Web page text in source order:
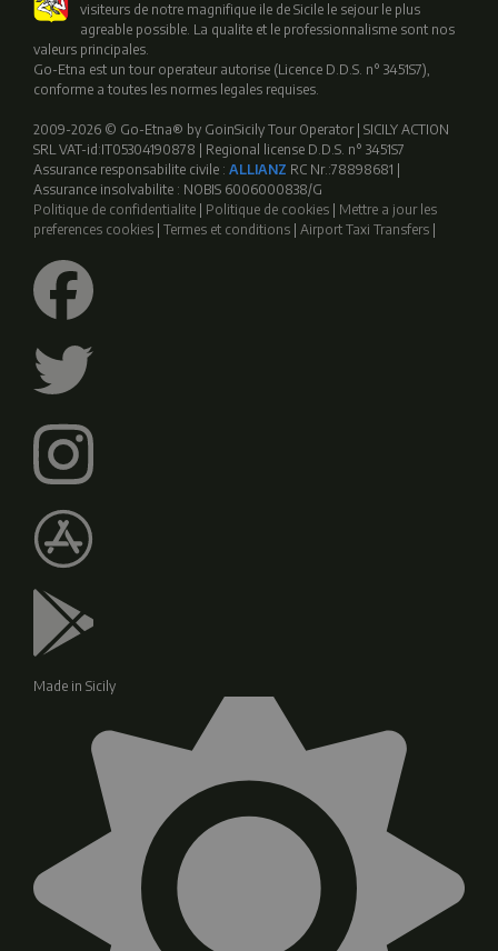
visiteurs de notre magnifique ile de Sicile le sejour le plus
agreable possible. La qualite et le professionnalisme sont nos
valeurs principales.
Go-Etna est un tour operateur autorise (Licence D.D.S. n° 3451S7),
conforme a toutes les normes legales requises.
2009-2026 © Go-Etna® by GoinSicily Tour Operator | SICILY ACTION
SRL VAT-id:IT05304190878 | Regional license D.D.S. n° 3451S7
Assurance responsabilite civile : ALLIANZ RC Nr.:78898681 |
Assurance insolvabilite : NOBIS 6006000838/G
Politique de confidentialite
Politique de cookies
Mettre a jour les
preferences cookies Termes et conditions Airport Taxi Transfers
Made in Sicily